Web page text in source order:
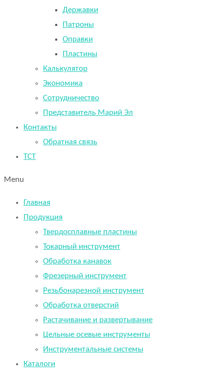
Державки
Патроны
Оправки
Пластины
Калькулятор
Экономика
Сотрудничество
Представитель Марий Эл
Контакты
Обратная связь
TCT
Menu
Главная
Продукция
Твердосплавные пластины
Токарный инструмент
Обработка канавок
Фрезерный инструмент
Резьбонарезной инструмент
Обработка отверстий
Растачивание и развертывание
Цельные осевые инструменты
Инструментальные системы
Каталоги